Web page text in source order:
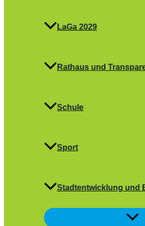
LaGa 2029
Rathaus und
Schule
Sport
Stadtentwicklung und
Menü